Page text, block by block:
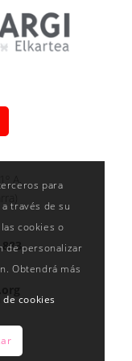
A,
para
través de su
cookies o
de personalizar
Obtendrá más
cookies